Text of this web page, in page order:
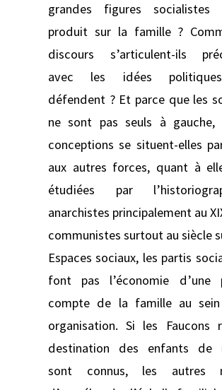
grandes figures socialistes
produit sur la famille ?
discours s’articulent-ils
avec les idées
défendent ? Et parce que les
ne sont pas seuls à gauche,
conceptions se situent-elles
aux autres forces, quant à
étudiées par
anarchistes principalement au
communistes surtout au siècle
Espaces sociaux, les partis
font pas l’économie d’une
compte de la famille au
organisation. Si les Faucons
destination des enfants de
sont connus, les autres